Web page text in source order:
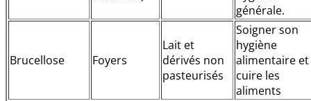
générale.
Brucellose Foyers
Lait et
dérivés non
pasteurisés
Soigner son
hygiène
alimentaire et
cuire les
aliments